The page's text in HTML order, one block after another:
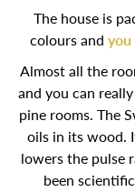
The house is
colours and you
Almost all the
and you can
pine rooms. The
oils in its wood.
lowers the pulse
been